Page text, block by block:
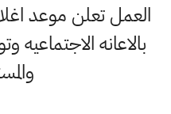
العمل تعلن موعد
بالاعانه